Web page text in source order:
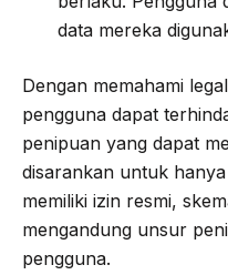
data mereka
Dengan memahami
pengguna dapat
penipuan yang dapat
disarankan untuk
memiliki izin resmi,
mengandung unsur
pengguna.